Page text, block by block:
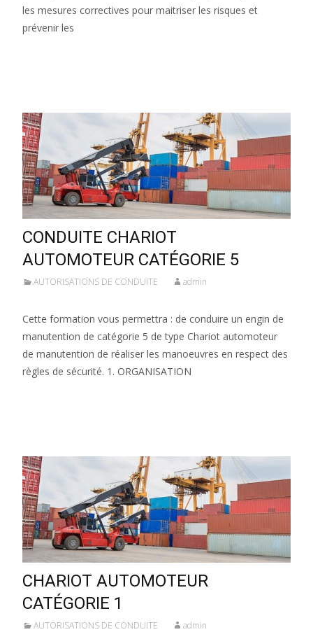
les mesures correctives pour maitriser les risques et
prévenir les
CONDUITE CHARIOT
AUTOMOTEUR CATÉGORIE 5
AUTORISATIONS DE CONDUITE admin
Cette formation vous permettra : de conduire un engin de
manutention de catégorie 5 de type Chariot automoteur
de manutention de réaliser les manoeuvres en respect des
règles de sécurité. 1. ORGANISATION
CHARIOT AUTOMOTEUR
CATÉGORIE 1
AUTORISATIONS DE CONDUITE admin